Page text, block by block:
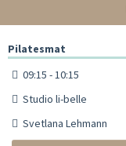
Pilatesmat
09:15 - 10:15
Studio li-belle
Svetlana Lehmann